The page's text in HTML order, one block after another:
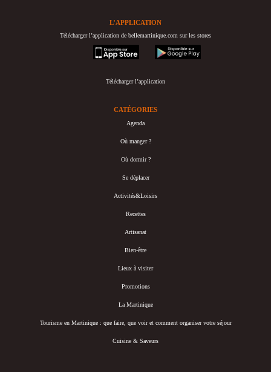
L’APPLICATION
Télécharger l’application de bellemartinique.com sur les stores
appstore
googleplay
Télécharger l’application
CATÉGORIES
Agenda
Où manger ?
Où dormir ?
Se déplacer
Activités&Loisirs
Recettes
Artisanat
Bien-être
Lieux à visiter
Promotions
La Martinique
Tourisme en Martinique : que faire, que voir et comment organiser votre séjour
Cuisine & Saveurs